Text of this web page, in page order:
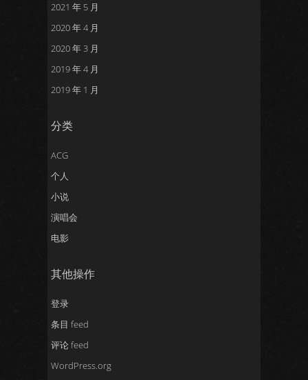
2021 年 5 月
2020 年 4 月
2020 年 3 月
2019 年 4 月
2019 年 1 月
分类
ACG
个人
小说
演唱会
电影
其他操作
登录
条目 feed
评论 feed
WordPress.org